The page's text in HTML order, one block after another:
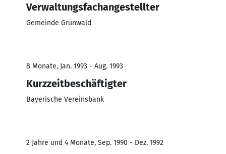
Verwaltungsfachangestellter
Gemeinde Grünwald
8 Monate, Jan. 1993 - Aug. 1993
Kurzzeitbeschäftigter
Bayerische Vereinsbank
2 Jahre und 4 Monate, Sep. 1990 - Dez. 1992